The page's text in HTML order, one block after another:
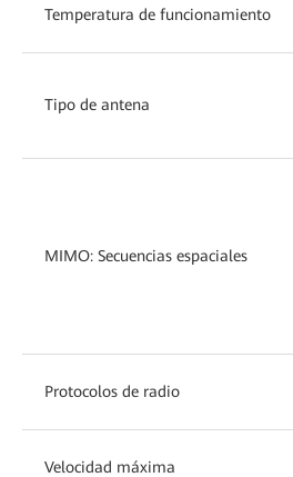
Temperatura de funcionamiento
Tipo de antena
MIMO: Secuencias espaciales
Protocolos de radio
Velocidad máxima